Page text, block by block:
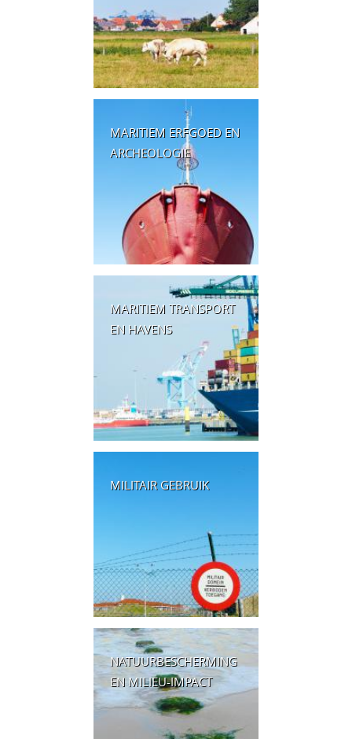
MARITIEM ERFGOED EN
ARCHEOLOGIE
MARITIEM TRANSPORT
EN HAVENS
MILITAIR GEBRUIK
NATUURBESCHERMING
EN MILIEU-IMPACT